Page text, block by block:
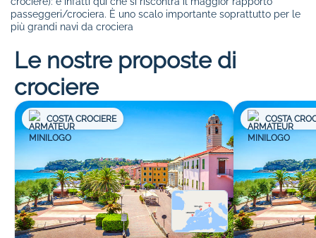
passeggeri/crociera. È uno scalo importante soprattutto per le
più grandi navi da crociera
Le nostre proposte di
crociere
COSTA CROCIERE COSTA